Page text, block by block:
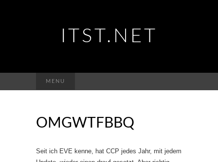
ITST.NET
MENU
nach:
OMGWTFBBQ
Seit ich EVE kenne, hat CCP jedes Jahr, mit jedem